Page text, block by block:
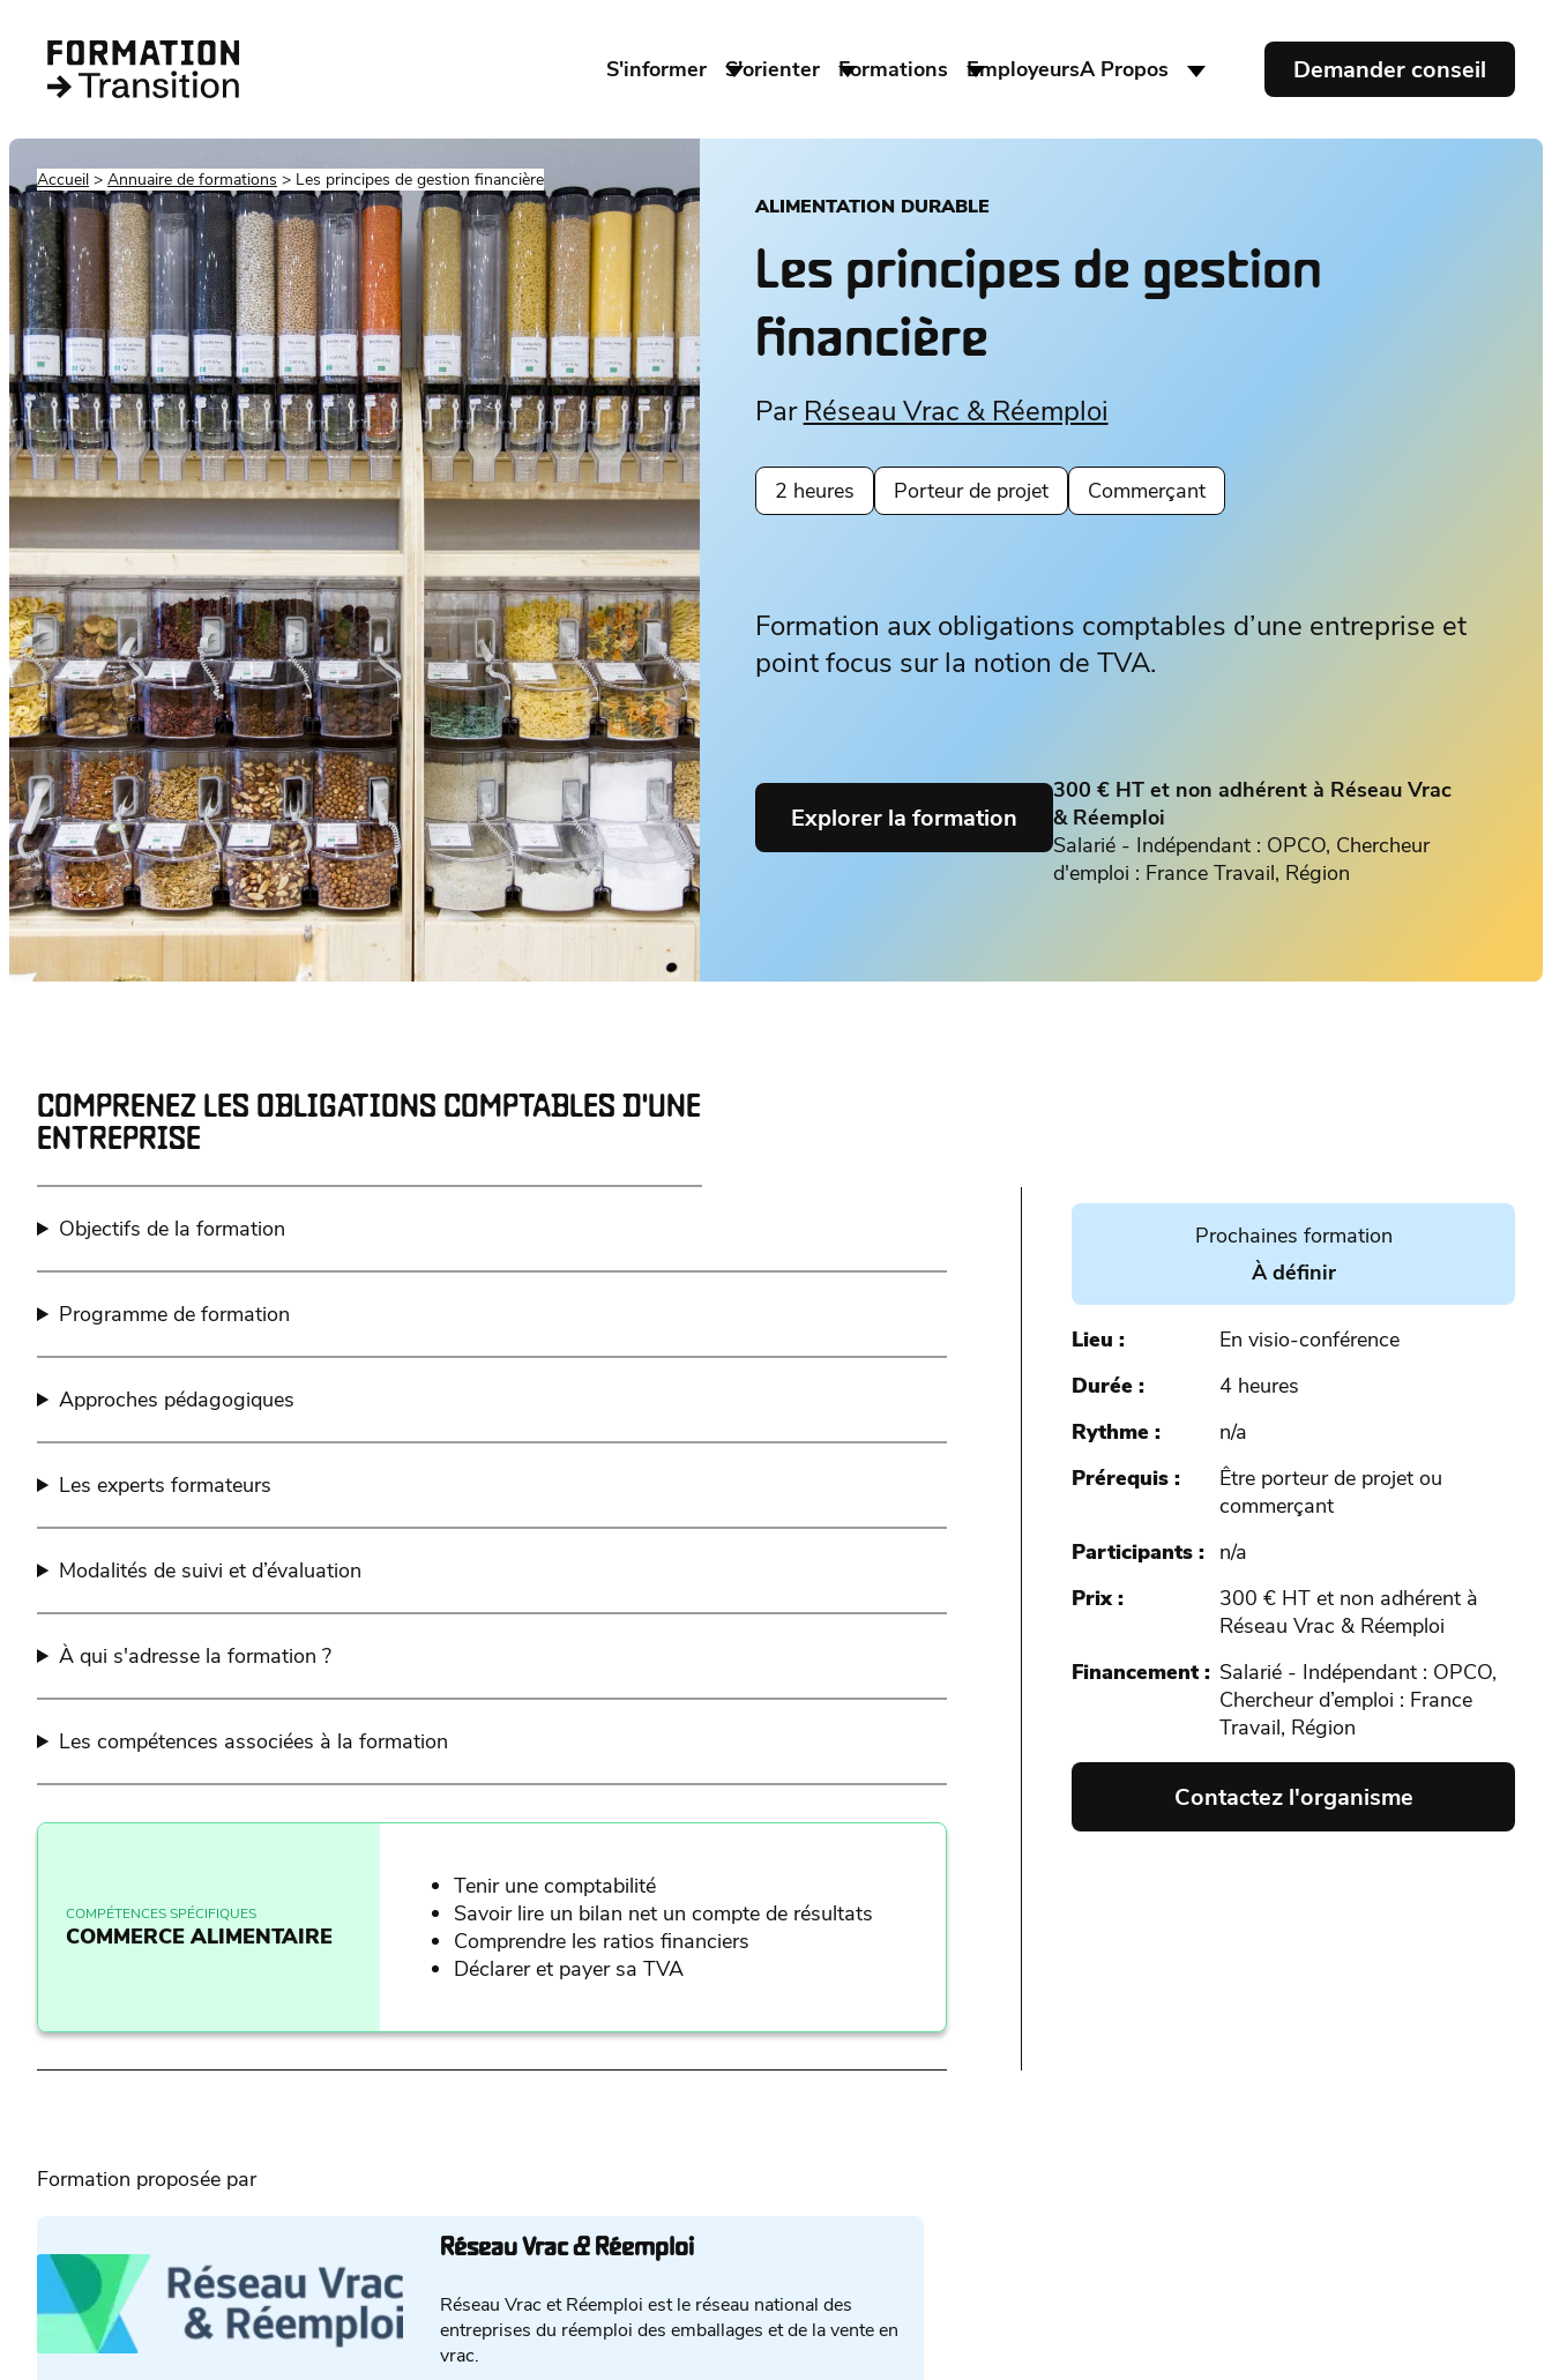
S'informer S'orienter Formations EmployeursA Propos Demander conseil
Accueil Annuaire de formations Les principes de gestion financière
ALIMENTATION DURABLE
Les principes de gestion
financière
Par Réseau Vrac & Réemploi
2 heures Porteur de projet Commerçant
Formation aux obligations comptables d’une entreprise et
point focus sur la notion de TVA.
300 € HT et non adhérent à Réseau Vrac
& Réemploi
Salarié - Indépendant : OPCO, Chercheur
d'emploi : France Travail, Région
Explorer la formation
Prochaines formation
À définir
Lieu
En visio-conférence
Durée
4 heures
Rythme
n/a
Prérequis
Être porteur de projet ou
commerçant
Participants
n/a
Prix
300 € HT et non adhérent à
Réseau Vrac & Réemploi
Financement
Salarié - Indépendant : OPCO,
Chercheur d’emploi : France
Travail, Région
Contactez l'organisme
COMPRENEZ LES OBLIGATIONS COMPTABLES D'UNE
ENTREPRISE
Objectifs de la formation
Programme de formation
Approches pédagogiques
Les experts formateurs
Modalités de suivi et d’évaluation
À qui s'adresse la formation ?
Les compétences associées à la formation
COMPÉTENCES SPÉCIFIQUES
COMMERCE ALIMENTAIRE
Tenir une comptabilité
Savoir lire un bilan net un compte de résultats
Comprendre les ratios financiers
Déclarer et payer sa TVA
Formation proposée par
Réseau Vrac & Réemploi
Réseau Vrac et Réemploi est le réseau national des
entreprises du réemploi des emballages et de la vente en
vrac.